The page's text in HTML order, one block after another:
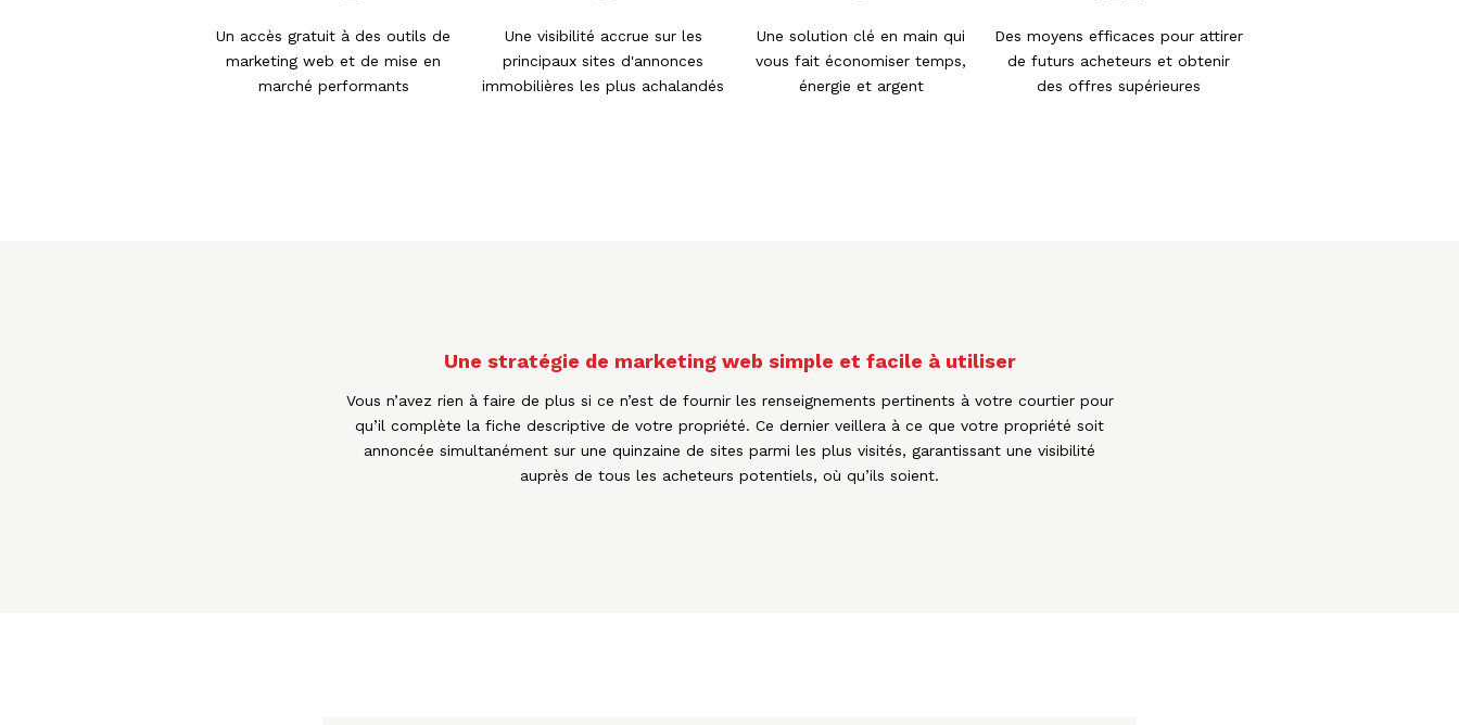
Un accès gratuit à des outils de
marketing web et de mise en
marché performants
Une visibilité accrue sur les
principaux sites d'annonces
immobilières les plus achalandés
Une solution clé en main qui
vous fait économiser temps,
énergie et argent
Des moyens efficaces pour attirer
de futurs acheteurs et obtenir
des offres supérieures
Une stratégie de marketing web simple et facile à utiliser
Vous n’avez rien à faire de plus si ce n’est de fournir les renseignements pertinents à votre courtier pour
qu’il complète la fiche descriptive de votre propriété. Ce dernier veillera à ce que votre propriété soit
annoncée simultanément sur une quinzaine de sites parmi les plus visités, garantissant une visibilité
auprès de tous les acheteurs potentiels, où qu’ils soient.